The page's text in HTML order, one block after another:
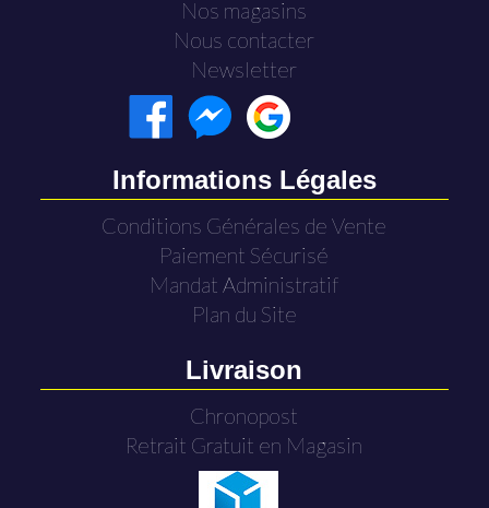
Nos magasins
Nous contacter
Newsletter
Informations Légales
Conditions Générales de Vente
Paiement Sécurisé
Mandat Administratif
Plan du Site
Livraison
Chronopost
Retrait Gratuit en Magasin